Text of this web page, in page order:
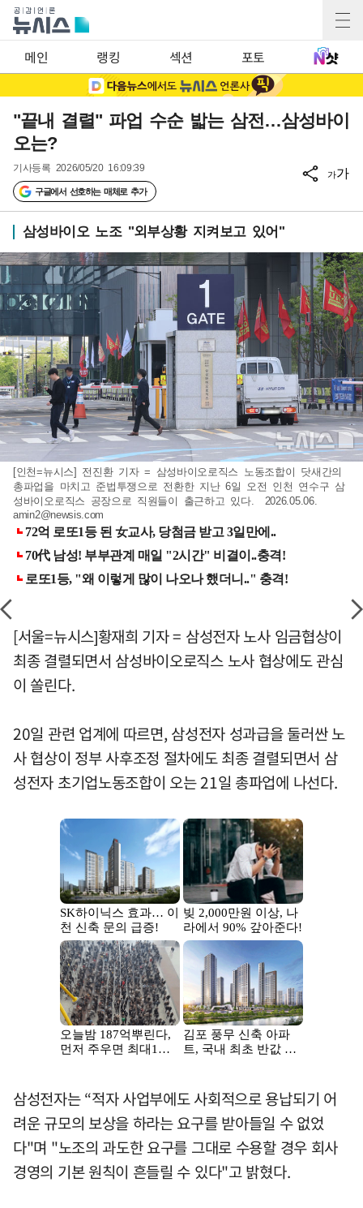
메인 랭킹 섹션 포토
"끝내 결렬" 파업 수순 밟는 삼전…삼성바이
오는?
기사등록 2026/05/20 16:09:39
구글에서 선호하는 매체로 추가
가가
삼성바이오 노조 "외부상황 지켜보고 있어"
[인천=뉴시스] 전진환 기자 = 삼성바이오로직스 노동조합이 닷새간의
총파업을 마치고 준법투쟁으로 전환한 지난 6일 오전 인천 연수구 삼
성바이오로직스 공장으로 직원들이 출근하고 있다. 2026.05.06.
amin2@newsis.com
[서울=뉴시스]황재희 기자 = 삼성전자 노사 임금협상이
최종 결렬되면서 삼성바이오로직스 노사 협상에도 관심
이 쏠린다.
20일 관련 업계에 따르면, 삼성전자 성과급을 둘러싼 노
사 협상이 정부 사후조정 절차에도 최종 결렬되면서 삼
성전자 초기업노동조합이 오는 21일 총파업에 나선다.
삼성전자는 “적자 사업부에도 사회적으로 용납되기 어
려운 규모의 보상을 하라는 요구를 받아들일 수 없었
다"며 "노조의 과도한 요구를 그대로 수용할 경우 회사
경영의 기본 원칙이 흔들릴 수 있다"고 밝혔다.